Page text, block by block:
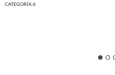
CATEGORÍA 6